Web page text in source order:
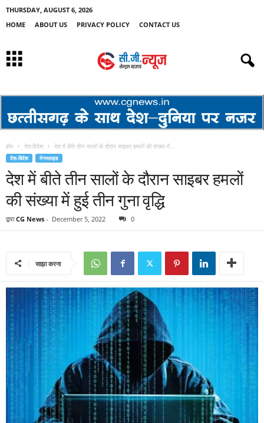
THURSDAY, AUGUST 6, 2026
HOME
ABOUT US PRIVACY POLICY CONTACT US
होम देश-विदेश देश में बीते तीन सालों के दौरान साइबर हमलों की संख्या में...
देश-विदेश मेनस्लाइड
देश में बीते तीन सालों के दौरान साइबर हमलों
की संख्या में हुई तीन गुना वृद्धि
द्वारा CG News - December 5, 2022 0
साझा करना